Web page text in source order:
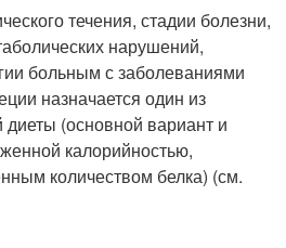
Шомон при гипотиреозе
течения, стадии болезни,
нарушений,
больным с заболеваниями
назначается один из
диеты (основной вариант и
калорийностью,
количеством белка) (см.